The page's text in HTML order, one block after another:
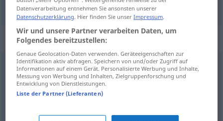
UMG
Synonyme für "sexy"
en vogue (geh., franz.),hip (ugs.),Kult (ugs.),trendy
(ugs.),gefragt,aktuell,trendig (ugs.)
Datenverarbeitung entnehmen Sie ansonsten unserer
Datenschutzerklärung. Hier finden Sie unserImpressum.
Wir und unsere Partner verarbeiten Daten, um
Folgendes bereitzustellen:
Genaue Geolocation-Daten verwenden. Geräteeigenschaften zur
Identifikation aktiv abfragen. Speichern von und/oder Zugriff auf
Informationen auf einem Gerät. Personalisierte Werbung und Inhalte,
Messung von Werbung und Inhalten, Zielgruppenforschung und
Entwicklung von Dienstleistungen.
Liste der Partner (Lieferanten)